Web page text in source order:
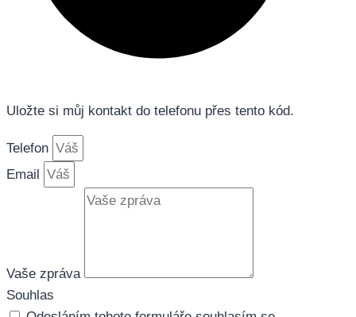
Uložte si můj kontakt do telefonu přes tento kód.
Telefon
Email
Vaše zpráva
Souhlas